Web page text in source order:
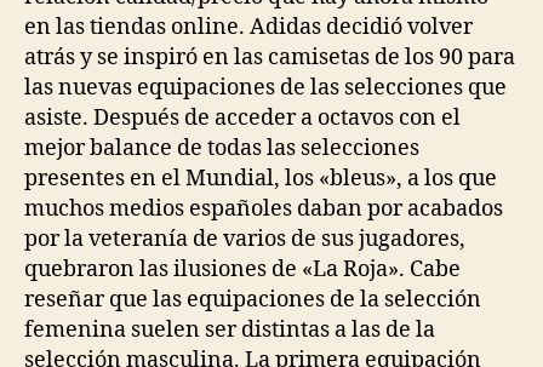
en las tiendas online. Adidas decidió volver
atrás y se inspiró en las camisetas de los 90 para
las nuevas equipaciones de las selecciones que
asiste. Después de acceder a octavos con el
mejor balance de todas las selecciones
presentes en el Mundial, los «bleus», a los que
muchos medios españoles daban por acabados
por la veteranía de varios de sus jugadores,
quebraron las ilusiones de «La Roja». Cabe
reseñar que las equipaciones de la selección
femenina suelen ser distintas a las de la
selección masculina. La primera equipación